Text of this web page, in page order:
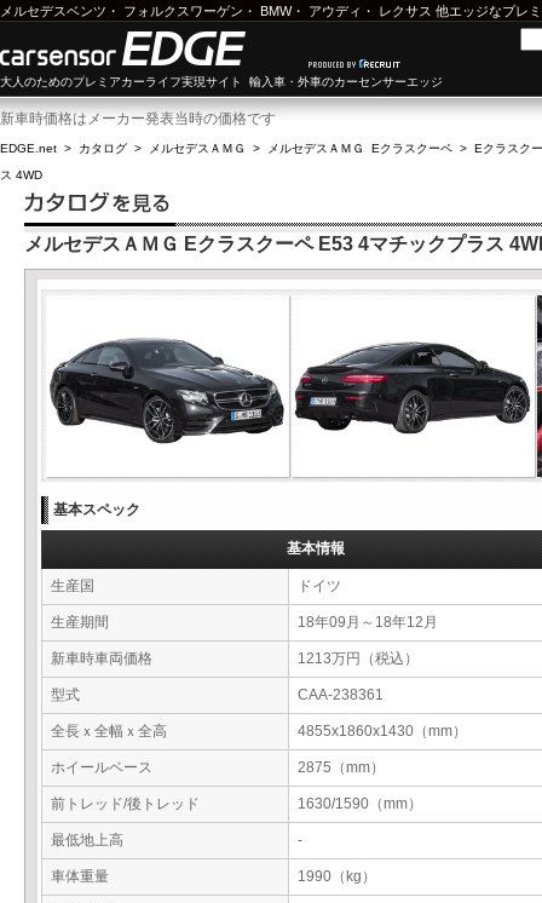
メルセデスベンツ ・ フォルクスワーゲン ・ BMW・ アウディ ・ レクサス 他エッジなプレ
大人のためのプレミアカーライフ実現サイト 輸入車・外車のカーセンサーエッジ
新車時価格はメーカー発表当時の価格です
EDGE.net > カタログ > メルセデスＡＭＧ > メルセデスＡＭＧ Eクラスクーペ > Eクラスク
ス 4WD
メルセデスＡＭＧ Eクラスクーペ E53 4マチックプラス
基本スペック
基本情報
生産国 ドイツ
生産期間 18年09月～18年12月
新車時車両価格 1213万円（税込）
型式 CAA-238361
全長ｘ全幅ｘ全高 4855x1860x1430（mm）
ホイールベース 2875（mm）
前トレッド/後トレッド 1630/1590（mm）
最低地上高 -
車体重量 1990（kg）